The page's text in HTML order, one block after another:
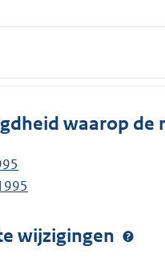
waarop de
wijzigingen